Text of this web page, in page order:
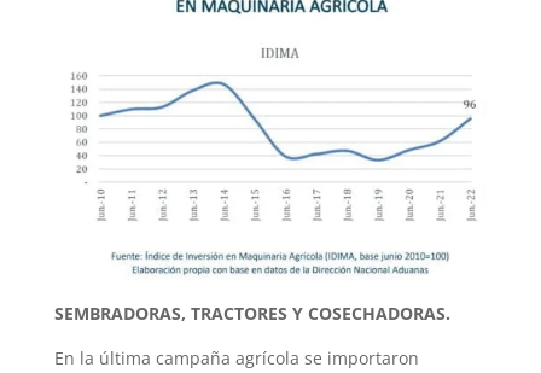
SEMBRADORAS, TRACTORES Y COSECHADORAS.
En la última campaña agrícola se importaron